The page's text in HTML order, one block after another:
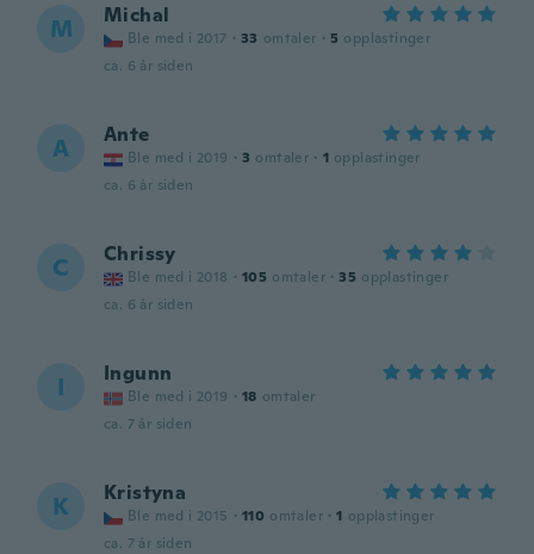
M Michal
Ble med i 2017 · 33 omtaler · 5 opplastinger
ca. 6 år siden
A Ante
Ble med i 2019 · 3 omtaler · 1 opplastinger
ca. 6 år siden
C Chrissy
Ble med i 2018 · 105 omtaler · 35 opplastinger
ca. 6 år siden
I Ingunn
Ble med i 2019 · 18 omtaler
ca. 7 år siden
K Kristyna
Ble med i 2015 · 110 omtaler · 1 opplastinger
ca. 7 år siden